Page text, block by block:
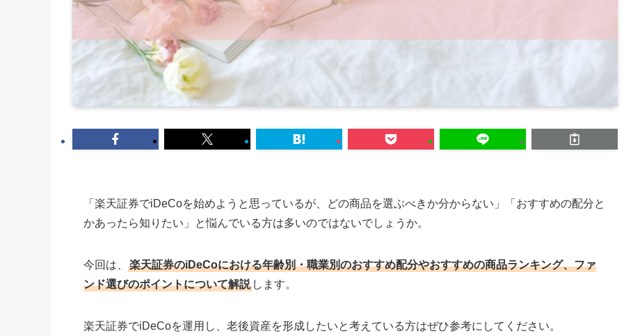
「楽天証券でiDeCoを始めようと思っているが、どの商品を選ぶべきか分からない」「おすすめの配分と
かあったら知りたい」と悩んでいる方は多いのではないでしょうか。
今回は、
楽天証券のiDeCoにおける年齢別・職業別のおすすめ配分やおすすめの商品ランキング、ファ
ンド選びのポイントについて解説 します。
楽天証券でiDeCoを運用し、老後資産を形成したいと考えている方はぜひ参考にしてください。